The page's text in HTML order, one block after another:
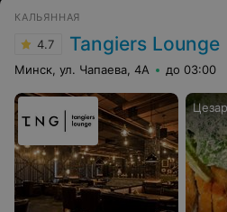
КАЛЬЯННАЯ
4.7 Tangiers Lounge
Минск, ул. Чапаева, 4А до 03:00